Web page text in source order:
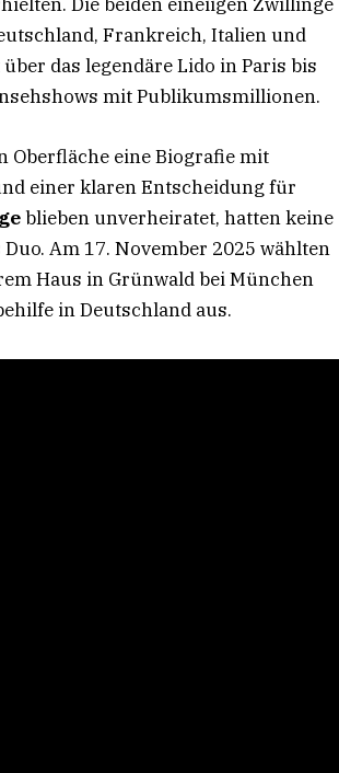
Die beiden eineiigen Zwillinge
Frankreich, Italien und
das legendäre Lido in Paris bis
mit Publikumsmillionen.
eine Biografie mit
einer klaren Entscheidung für
blieben unverheiratet, hatten keine
Am 17. November 2025 wählten
Haus in Grünwald bei München
in Deutschland aus.